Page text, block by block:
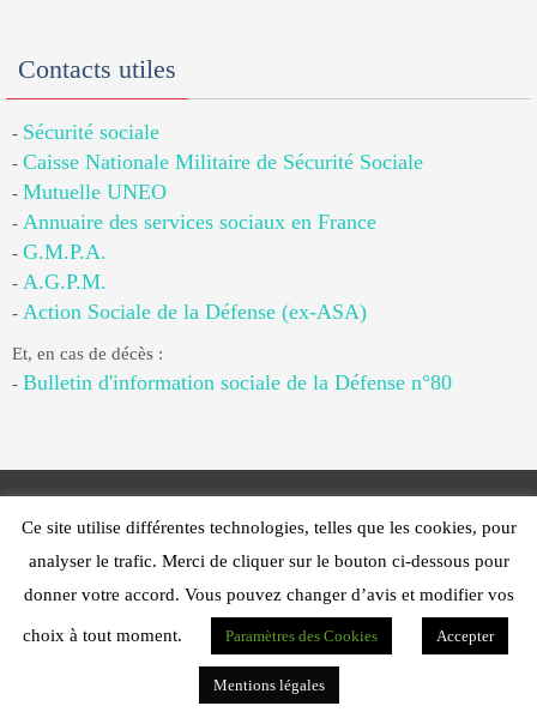
Contacts utiles
- Sécurité sociale
- Caisse Nationale Militaire de Sécurité Sociale
- Mutuelle UNEO
- Annuaire des services sociaux en France
- G.M.P.A.
- A.G.P.M.
- Action Sociale de la Défense (ex-ASA)
Et, en cas de décès :
- Bulletin d'information sociale de la Défense n°80
Web Design - PFS Concept Toulon - © 2025
Fonctionne avec Nirvana WordPress.
Ce site utilise différentes technologies, telles que les cookies, pour
analyser le trafic. Merci de cliquer sur le bouton ci-dessous pour
donner votre accord. Vous pouvez changer d’avis et modifier vos
choix à tout moment. Paramètres des Cookies Accepter
Mentions légales